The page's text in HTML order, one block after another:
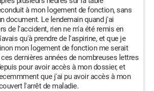
à mon logement de fonction, sans
document. Le lendemain quand j'ai
de l'accident, rien ne m'a été remis en
qu'à prendre de l'aspirine, et que je
mon logement de fonction me serait
dernières années de nombreuses lettres
pour avoir accès à mon dossier, et
que j'ai pu avoir accès à mon
l'arrêt de maladie.